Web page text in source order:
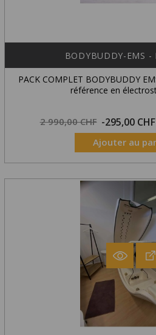
BODYBUDDY-EMS -
PACK COMPLET BODYBUDDY
référence en
Prix
habituel
2 990,00 CHF -295,00 CHF
Ajouter au